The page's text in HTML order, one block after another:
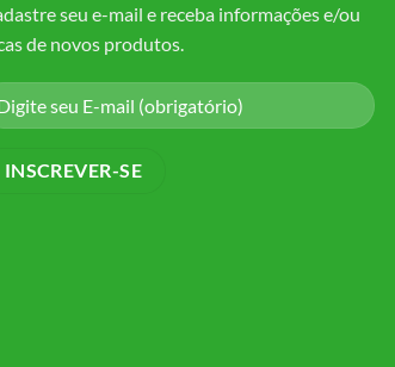
seu e-mail e receba informações e/ou
de novos produtos.